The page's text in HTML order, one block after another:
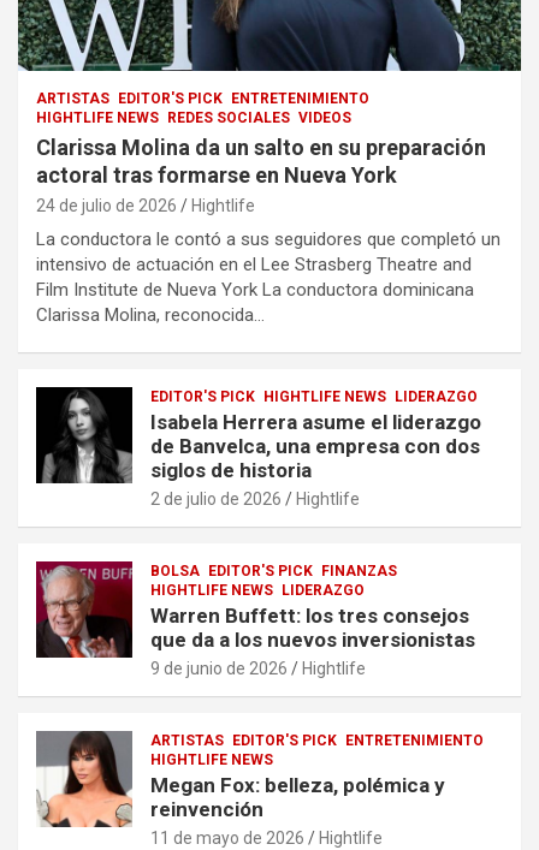
ARTISTAS EDITOR'S PICK
ENTRETENIMIENTO
HIGHTLIFE NEWS
REDES SOCIALES VIDEOS
Clarissa Molina da un salto en su preparación
actoral tras formarse en Nueva York
24 de julio de 2026 Hightlife
La conductora le contó a sus seguidores que completó un
intensivo de actuación en el Lee Strasberg Theatre and
Film Institute de Nueva York La conductora dominicana
Clarissa Molina, reconocida…
EDITOR'S PICK HIGHTLIFE NEWS LIDERAZGO
Isabela Herrera asume el liderazgo
de Banvelca, una empresa con dos
siglos de historia
2 de julio de 2026 Hightlife
BOLSA EDITOR'S PICK
FINANZAS
HIGHTLIFE NEWS
LIDERAZGO
Warren Buffett: los tres consejos
que da a los nuevos inversionistas
9 de junio de 2026 Hightlife
ARTISTAS EDITOR'S PICK
ENTRETENIMIENTO
HIGHTLIFE NEWS
Megan Fox: belleza, polémica y
reinvención
11 de mayo de 2026 Hightlife